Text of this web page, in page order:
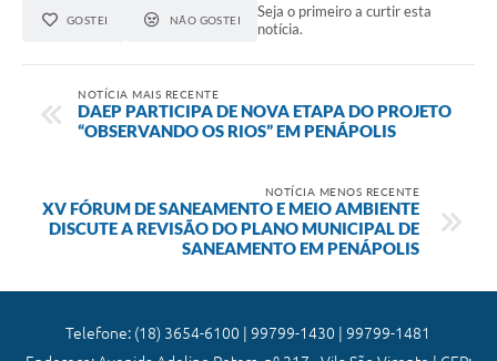
GOSTEI NÃO GOSTEI
Seja o primeiro a curtir esta
notícia.
NOTÍCIA MAIS RECENTE
DAEP PARTICIPA DE NOVA ETAPA DO PROJETO
“OBSERVANDO OS RIOS” EM PENÁPOLIS
NOTÍCIA MENOS RECENTE
XV FÓRUM DE SANEAMENTO E MEIO AMBIENTE
DISCUTE A REVISÃO DO PLANO MUNICIPAL DE
SANEAMENTO EM PENÁPOLIS
Telefone: (18) 3654-6100 | 99799-1430 | 99799-1481